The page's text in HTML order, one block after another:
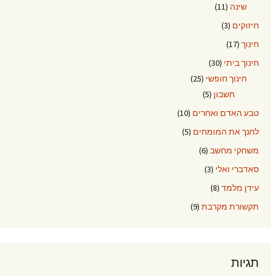
שינה (11)
חיזוקים (3)
חינוך (17)
חינוך ביתי (30)
חינוך חופשי (25)
חשבון (5)
טבע האדם ואחרים (10)
לחנך את המומחים (5)
משחקי מחשב (6)
סאדברי ואלי (3)
עידן מלמד (8)
תקשורת מקרבת (9)
תגיות